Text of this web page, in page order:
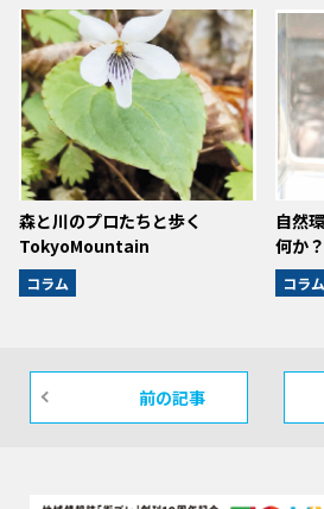
森と川のプロたちと歩く
TokyoMountain
コラム
自然
何か？
コラム
前の記事